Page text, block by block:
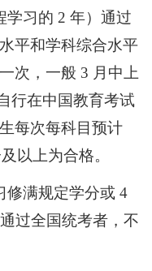
学习的 2 年）通过
平和学科综合水平
次，一般 3 月中上
行在中国教育考试
每次每科目预计
以上为合格。
修满规定学分或 4
过全国统考者，不